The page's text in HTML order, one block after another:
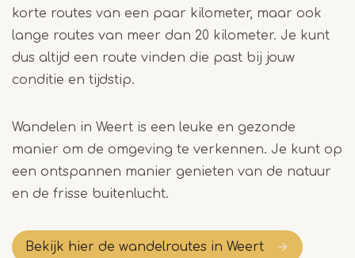
korte routes van een paar kilometer, maar ook
lange routes van meer dan 20 kilometer. Je kunt
dus altijd een route vinden die past bij jouw
conditie en tijdstip.
Wandelen in Weert is een leuke en gezonde
manier om de omgeving te verkennen. Je kunt op
een ontspannen manier genieten van de natuur
en de frisse buitenlucht.
Bekijk hier de wandelroutes in Weert